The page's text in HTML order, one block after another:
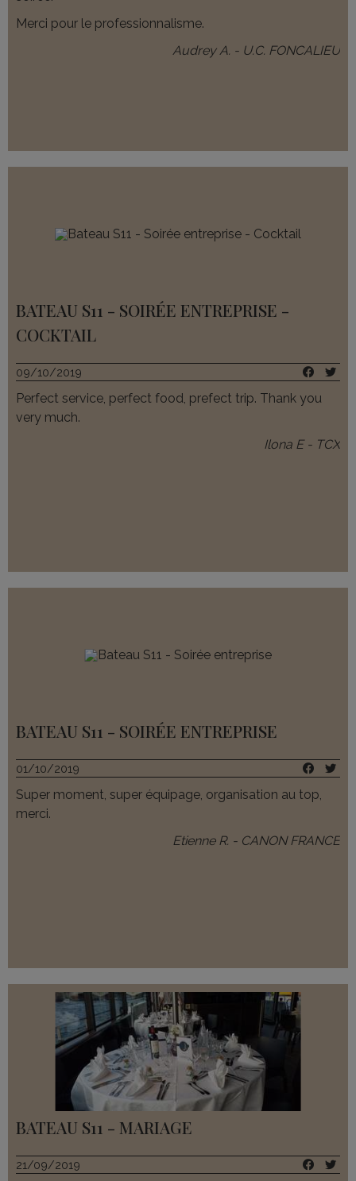
Merci pour le professionnalisme.
Audrey A. - U.C. FONCALIEU
BATEAU S11 - SOIRÉE ENTREPRISE -
COCKTAIL
09/10/2019
Perfect service, perfect food, prefect trip. Thank you
very much.
Ilona E - TCX
BATEAU S11 - SOIRÉE ENTREPRISE
01/10/2019
Super moment, super équipage, organisation au top,
merci.
Etienne R. - CANON FRANCE
BATEAU S11 - MARIAGE
21/09/2019